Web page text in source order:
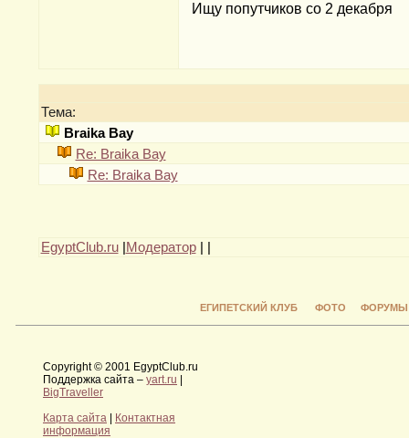
Ищу попутчиков со 2 декабря
Тема:
Braika Bay
Re: Braika Bay
Re: Braika Bay
EgyptClub.ru| Модератор|
ЕГИПЕТСКИЙ КЛУБ ФОТО ФОРУМЫ
Copyright © 2001 EgyptClub.ru
Поддержка сайта – yart.ru |
BigTraveller
Карта сайта | Контактная
информация